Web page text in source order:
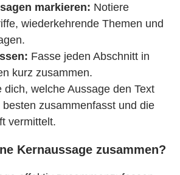
markieren: Notiere
wiederkehrende Themen und
Fasse jeden Abschnitt in
kurz zusammen.
dich, welche Aussage den Text
zusammenfasst und die
vermittelt.
Kernaussage zusammen?